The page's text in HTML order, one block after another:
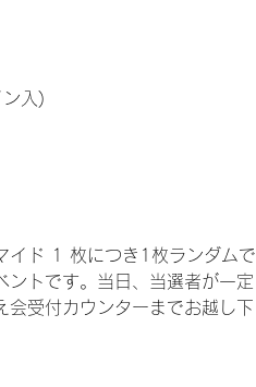
入)
イド 1 枚につき1枚ランダムで
トです。当日、当選者が一定
会受付カウンターまでお越し下